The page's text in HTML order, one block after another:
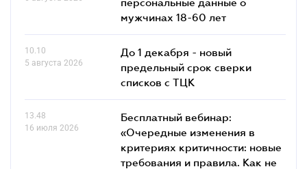
мужчинах 18-60 лет
10.10
5 августа 2026
До 1 декабря - новый
предельный срок сверки
списков c ТЦК
13.48
16 июля 2026
Бесплатный вебинар:
«Очередные изменения в
критериях критичности: новые
требования и правила. Как не